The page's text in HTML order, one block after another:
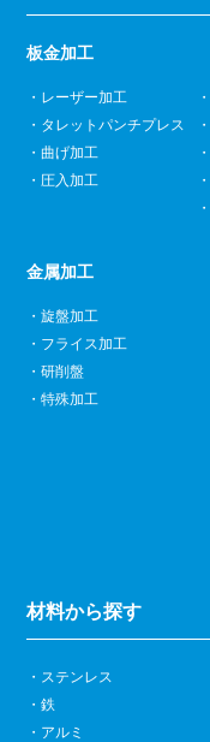
板金加工
レーザー加工
タレットパンチプレス
曲げ加工
圧入加工
金属加工
旋盤加工
フライス加工
研削盤
特殊加工
材料から探す
ステンレス
鉄
アルミ